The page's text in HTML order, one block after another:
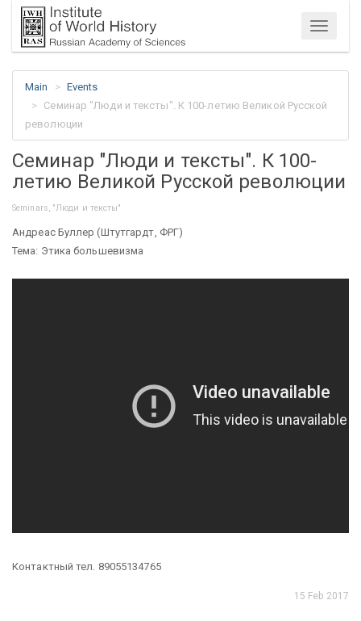
Menu
Main
Events
Семинар "Люди и тексты". К 100-летию Великой Русской
революции
Семинар "Люди и тексты". К 100-
летию Великой Русской революции
Seminars, "Люди и тексты"
Андреас Буллер (Штутгардт, ФРГ)
Тема: Этика большевизма
Контактный тел. 89055134765
15 Feb 2017